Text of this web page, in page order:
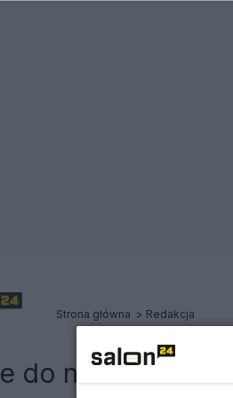
Strona główna Redakcja
do notki:Kubki